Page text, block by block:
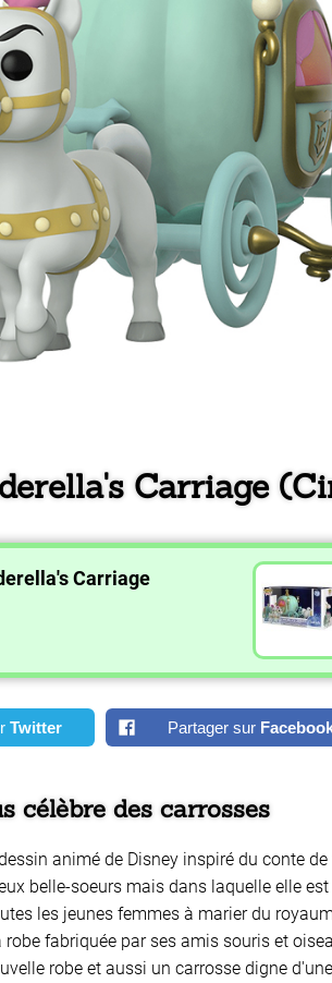
Carriage
Carriage
Twitter Partager sur
célèbre des carrosses
animé de Disney inspiré du conte
belle-soeurs mais dans laquelle elle
les jeunes femmes à marier du
fabriquée par ses amis souris et
robe et aussi un carrosse digne